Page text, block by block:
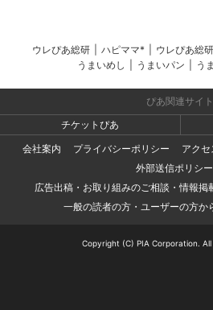
ウレぴあ総研 ハピママ* ウレぴあ総
うまいめし
うまいパン う
ぴあ関連サイト
チケットぴあ
会社案内
プライバシーポリシー
アク
外部送信ポリシー
広告出稿・お取り組みのご相談・情報掲
一般の読者の方・ユーザーの方か
Copyright (C) PIA Corporation. All